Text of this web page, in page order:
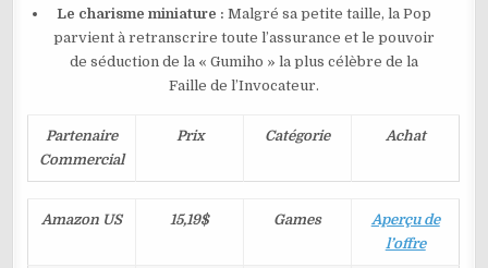
Le charisme miniature : Malgré sa petite taille, la Pop
parvient à retranscrire toute l’assurance et le pouvoir
de séduction de la « Gumiho » la plus célèbre de la
Faille de l’Invocateur.
Partenaire
Commercial
Prix Catégorie Achat
Amazon US 15,19$ Games
Aperçu de
l’offre